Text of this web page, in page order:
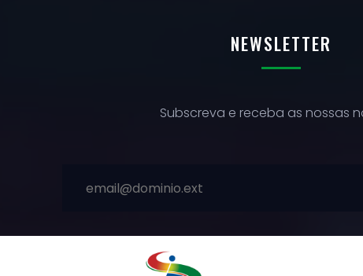
NEWSLETTER
Subscreva e receba as nossas